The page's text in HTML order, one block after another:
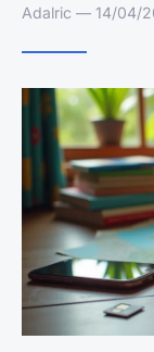
Adalric — 14/04/